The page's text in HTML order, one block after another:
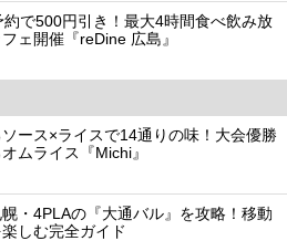
で500円引き！最大4時間食べ飲み放
ェ開催『reDine 広島』
ース×ライスで14通りの味！大会優勝
ムライス『Michi』
幌・4PLAの『大通バル』を攻略！移動
しむ完全ガイド